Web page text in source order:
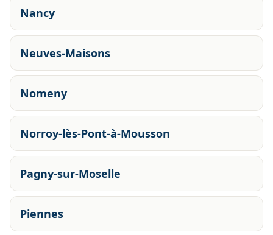
Nancy
Neuves-Maisons
Nomeny
Norroy-lès-Pont-à-Mousson
Pagny-sur-Moselle
Piennes